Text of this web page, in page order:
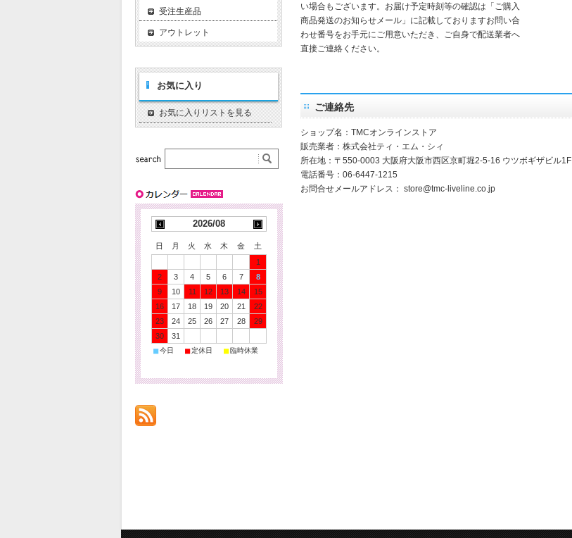
い場合もございます。お届け予定時刻等の確認は「ご購入
商品発送のお知らせメール」に記載しておりますお問い合
わせ番号をお手元にご用意いただき、ご自身で配送業者へ
直接ご連絡ください。
ご連絡先
ショップ名：TMCオンラインストア
販売業者：株式会社ティ・エム・シィ
所在地：〒550-0003 大阪府大阪市西区京町堀2-5-16 ウツボギザビル1F
電話番号：06-6447-1215
お問合せメールアドレス： store@tmc-liveline.co.jp
受注生産品
アウトレット
お気に入り
お気に入りリストを見る
2026/08
日 月 火 水 木 金
土
1
2
3 4 5 6 7
8
9
10 11 12 13 14
15
16
17 18 19 20 21
22
23
24 25 26 27 28
29
30
31
■ 今日 ■ 定休日 ■ 臨時休業